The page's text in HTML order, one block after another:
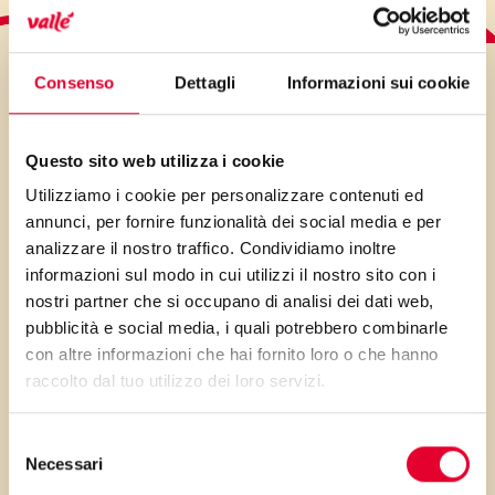
Consenso Dettagli Informazioni sui cookie
Questo sito web utilizza i cookie
Utilizziamo i cookie per personalizzare contenuti ed
annunci, per fornire funzionalità dei social media e per
analizzare il nostro traffico. Condividiamo inoltre
informazioni sul modo in cui utilizzi il nostro sito con i
nostri partner che si occupano di analisi dei dati web,
pubblicità e social media, i quali potrebbero combinarle
con altre informazioni che hai fornito loro o che hanno
raccolto dal tuo utilizzo dei loro servizi.
delNecessari
LO SAPEVI?
Piatto adatto a tutti, ottimo
sistema per avvicinare i
bambini al famigerato verde.
Ricordate che la minestra o la
crema di verdura dovrebbe
essere un’appuntamento
quotidiano